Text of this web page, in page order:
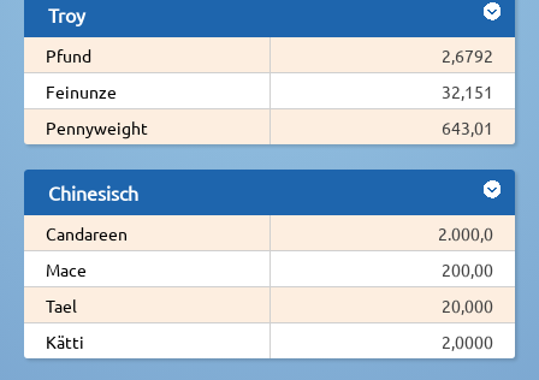
Troy
Pfund
2,6792
Feinunze
32,151
Pennyweight
643,01
Chinesisch
Candareen
2.000,0
Mace
200,00
Tael
20,000
Kätti
2,0000